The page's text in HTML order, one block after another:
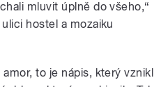
mluvit úplně do všeho,“
hostel a mozaiku
amor, to je nápis, který vznikl